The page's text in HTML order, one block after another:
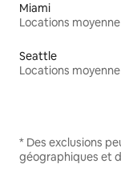
Miami
Seattle
* Des exclusions
géographiques et